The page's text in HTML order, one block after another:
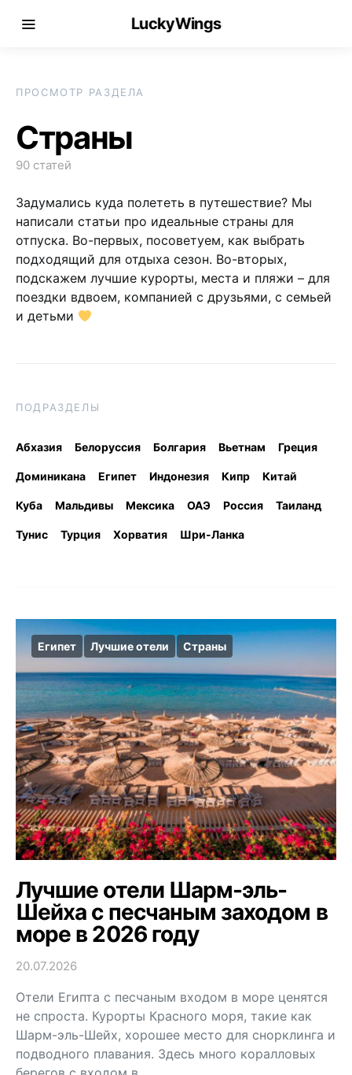
LuckyWings
ПРОСМОТР РАЗДЕЛА
Страны
90 статей
Задумались куда полететь в путешествие? Мы
написали статьи про идеальные страны для
отпуска. Во-первых, посоветуем, как выбрать
подходящий для отдыха сезон. Во-вторых,
подскажем лучшие курорты, места и пляжи – для
поездки вдвоем, компанией с друзьями, с семьей
и детьми
ПОДРАЗДЕЛЫ
Абхазия Белоруссия Болгария Вьетнам Греция
Доминикана Египет Индонезия Кипр Китай
Куба Мальдивы Мексика ОАЭ Россия Таиланд
Тунис Турция Хорватия Шри-Ланка
Египет Лучшие отели Страны
Лучшие отели Шарм-эль-
Шейха с песчаным заходом в
море в 2026 году
20.07.2026
Отели Египта с песчаным входом в море ценятся
не спроста. Курорты Красного моря, такие как
Шарм-эль-Шейх, хорошее место для снорклинга и
подводного плавания. Здесь много коралловых